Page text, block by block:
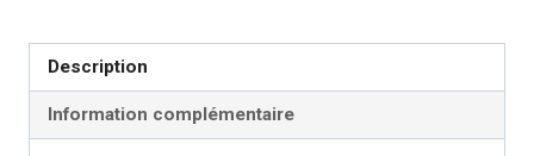
Collier
Bordeau
Plaid
pour
Description
Information complémentaire